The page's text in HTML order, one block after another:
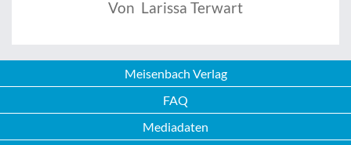
Von Larissa Terwart
Meisenbach Verlag
FAQ
Mediadaten